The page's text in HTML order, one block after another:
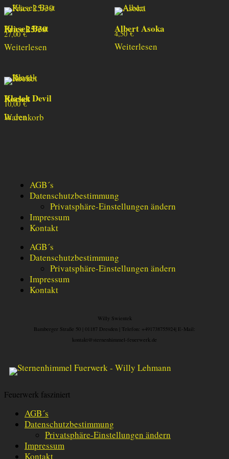
Klasek Best Price 25/30
27,00€
Weiterlesen
Albert Asoka
4,50€
Weiterlesen
Klasek Devil Rocket
10,00€
In den Warenkorb
AGB´s
Datenschutzbestimmung
Privatsphäre-Einstellungen ändern
Impressum
Kontakt
AGB´s
Datenschutzbestimmung
Privatsphäre-Einstellungen ändern
Impressum
Kontakt
Willy Swientek
Bamberger Straße 50 | 01187 Dresden | Telefon: +491738755924| E-Mail:
kontakt@sternenhimmel-feuerwerk.de
Feuerwerk fasziniert
AGB´s
Datenschutzbestimmung
Privatsphäre-Einstellungen ändern
Impressum
Kontakt